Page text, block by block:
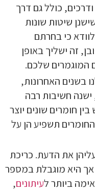
כולל גם דרך
שיטות שונות
כי בחרתם
זה ישליך באופן
המוגמרים שלכם.
בשנים האחרונות,
חשיבות רבה
חומרים שונים יוצר
החומרים תשפיע הן על
את הדעת. כריכת
אך היא מוגבלת במספר
ביותר לעיתונים,